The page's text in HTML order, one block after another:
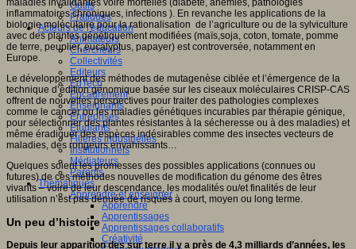
Outils
Pratiques
Acteurs de l'éducation
Animateurs
Chercheurs
Collectivités
Editeurs
EdTech
Encadrement
Enseignants
Entreprises
Etudiants
Filières industrielles
Institutionnels
Médiateurs
Parents
Thématiques
Apprendre et enseigner
Apprendre
Apprentissages
Apprentissages collaboratifs
Créativité
maladies invalidantes voire mortelles (diabète, anémies, pathologies
inflammatoires chroniques, infections ). En revanche les applications de la
biologie moléculaire pour la rationalisation de l’agriculture ou de la sylviculture
avec des plantes génétiquement modifiées (maïs,soja, coton, tomate, pomme
de terre, peuplier, eucalyptus, papayer) est controversée, notamment en
Europe.
Le développement des méthodes de mutagenèse ciblée et l’émergence de la
technique d’édition génomique basée sur les ciseaux moléculaires CRISP-CAS
offrent de nouvelles perspectives pour traiter des pathologies complexes
comme le cancer ou les maladies génétiques incurables par thérapie génique,
pour sélectionner des plantes résistantes à la sécheresse ou à des maladies) et
même éradiquer des espèces indésirables comme des insectes vecteurs de
maladies, des rongeurs envahissants…
Quelques soient les promesses des possibles applications (connues ou
futures) de ces méthodes nouvelles de modification du génome des êtres
vivants – voire de leur descendance, les modalités ou/et finalités de leur
utilisation n’est pas dénuée de risques à court, moyen ou long terme.
Un peu d’histoire
Depuis leur apparition des sur terre il y a près de 4,3 milliards d’années, les